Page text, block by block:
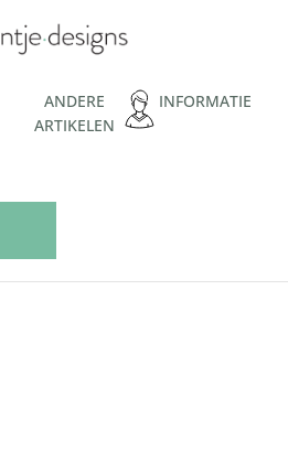
ANDERE
ARTIKELEN
INFORMATIE